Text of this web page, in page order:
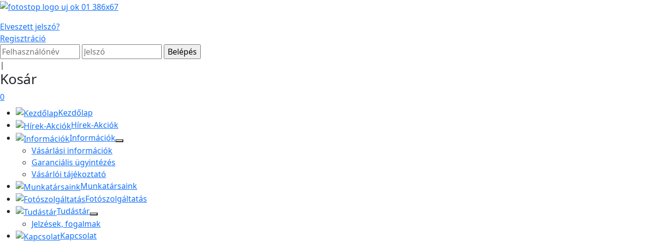
Elveszett jelszó?
Regisztráció
|
Kosár
0
Kezdőlap
Hírek-Akciók
Információk
Vásárlási információk
Garanciális ügyintézés
Vásárlói tájékoztató
Munkatársaink
Fotószolgáltatás
Tudástár
Jelzések, fogalmak
Kapcsolat